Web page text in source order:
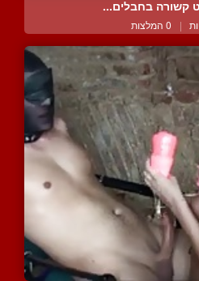
קשורה בחבלים...
| 0 המלצות